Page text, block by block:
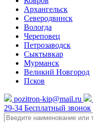
Архангельск
Северодвинск
Вологда
Череповец
Петрозаводск
Сыктывкар
Мурманск
Великий Новгород
Псков
pozitron-kip@mail.ru
29-34 Бесплатный звонок